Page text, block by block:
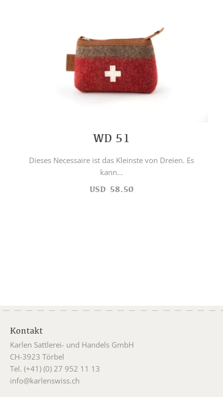
WD 51
Dieses Necessaire ist das Kleinste von Dreien. Es
kann...
USD 58.50
Kontakt
Karlen Sattlerei- und Handels GmbH
CH-3923 Törbel
Tel. (+41) (0) 27 952 11 13
info@karlenswiss.ch